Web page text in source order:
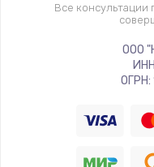
Все
ООО
ОГРН: